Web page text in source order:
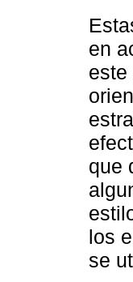
en
este
que
los
se